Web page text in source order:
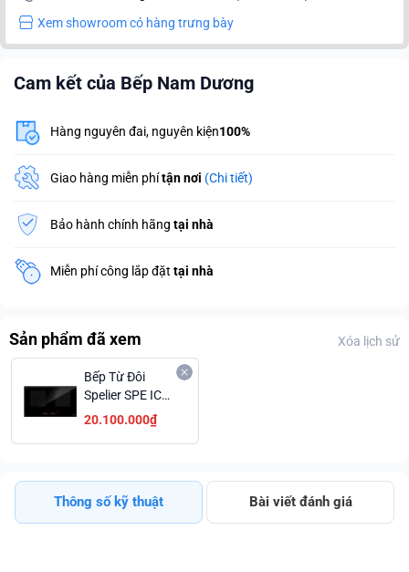
Xem showroom có hàng trưng bày
Cam kết của Bếp Nam Dương
Hàng nguyên đai, nguyên kiện100%
Giao hàng miễn phítận nơi (Chi tiết)
Bảo hành chính hãng tại nhà
Miễn phí công lắp đặt tại nhà
Sản phẩm đã xem Xóa lịch sử
Bếp Từ Đôi
Spelier SPE IC
1089 EG Tổng
20.100.000₫
Thông số kỹ thuật Bài viết đánh giá